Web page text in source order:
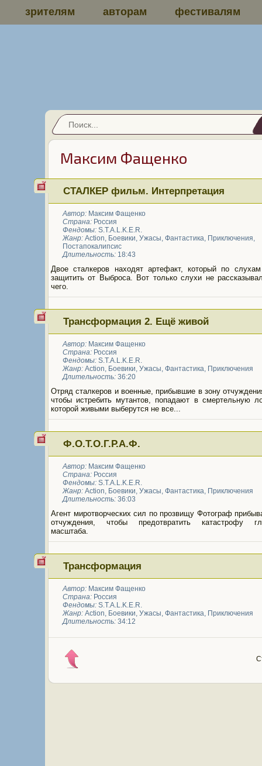
зрителям авторам фестивалям
Максим Фащенко
СТАЛКЕР фильм. Интерпретация
Автор: Максим Фащенко
Страна: Россия
Фендомы: S.T.A.L.K.E.R.
Жанр: Action, Боевики, Ужасы, Фантастика, Приключения,
Постапокалипсис
Длительность: 18:43
Двое сталкеров находят артефакт, который по
защитить от Выброса. Вот только слухи не
чего.
Трансформация 2. Ещё живой
Автор: Максим Фащенко
Страна: Россия
Фендомы: S.T.A.L.K.E.R.
Жанр: Action, Боевики, Ужасы, Фантастика, Приключения
Длительность: 36:20
Отряд сталкеров и военные, прибывшие в зону
чтобы истребить мутантов, попадают в смертельную
которой живыми выберутся не все...
Ф.О.Т.О.Г.Р.А.Ф.
Автор: Максим Фащенко
Страна: Россия
Фендомы: S.T.A.L.K.E.R.
Жанр: Action, Боевики, Ужасы, Фантастика, Приключения
Длительность: 36:03
Агент миротворческих сил по прозвищу Фотограф
отчуждения, чтобы предотвратить катастрофу
масштаба.
Трансформация
Автор: Максим Фащенко
Страна: Россия
Фендомы: S.T.A.L.K.E.R.
Жанр: Action, Боевики, Ужасы, Фантастика, Приключения
Длительность: 34:12